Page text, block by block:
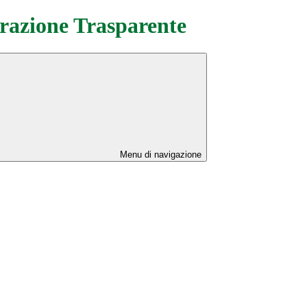
Trasparente
Menu di navigazione